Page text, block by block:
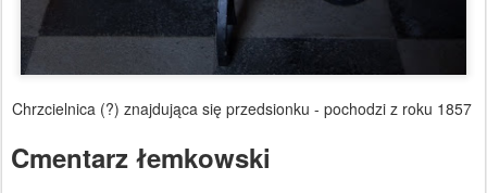
Chrzcielnica (?) znajdująca się przedsionku - pochodzi z roku 1857
Cmentarz łemkowski